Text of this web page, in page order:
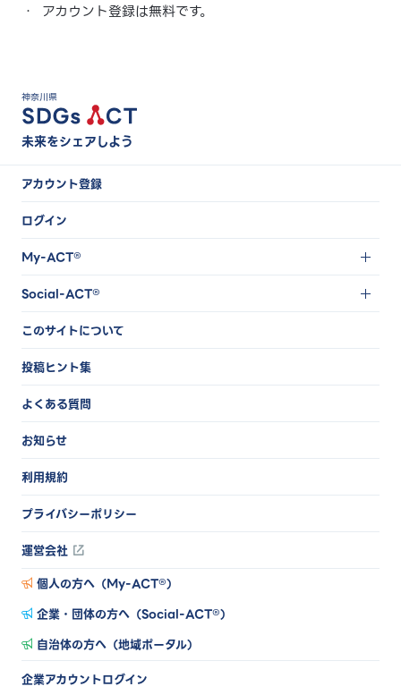
・ アカウント登録は無料です。
神奈川県
未来をシェアしよう
アカウント登録
ログイン
My-ACT®
Social-ACT®
このサイトについて
投稿ヒント集
よくある質問
お知らせ
利用規約
プライバシーポリシー
運営会社
個人の方へ（My-ACT®）
企業・団体の方へ（Social-ACT®）
自治体の方へ（地域ポータル）
企業アカウントログイン